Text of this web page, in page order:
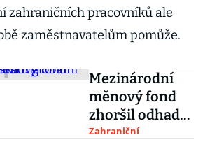
zahraničních pracovníků ale
zaměstnavatelům pomůže.
Mezinárodní
měnový fond
zhoršil odhad
růstu globální
Zahraniční